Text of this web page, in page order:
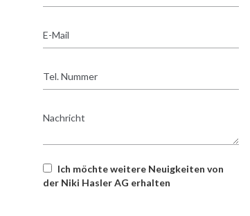
Mail
Nummer
Ich möchte weitere Neuigkeiten von
der Niki Hasler AG erhalten